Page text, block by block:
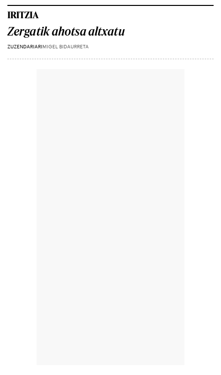
IRITZIA
Zergatik ahotsa altxatu
ZUZENDARIARIMIGEL BIDAURRETA